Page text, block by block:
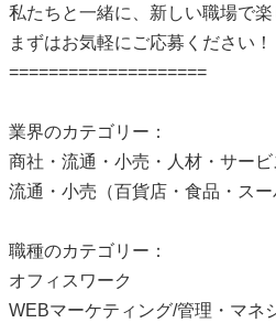
私たちと一緒に、新しい職場で楽
まずはお気軽にご応募ください！
====================
業界のカテゴリー：
商社・流通・小売・人材・サービ
流通・小売（百貨店・食品・スー
職種のカテゴリー：
オフィスワーク
WEBマーケティング/管理・マネ